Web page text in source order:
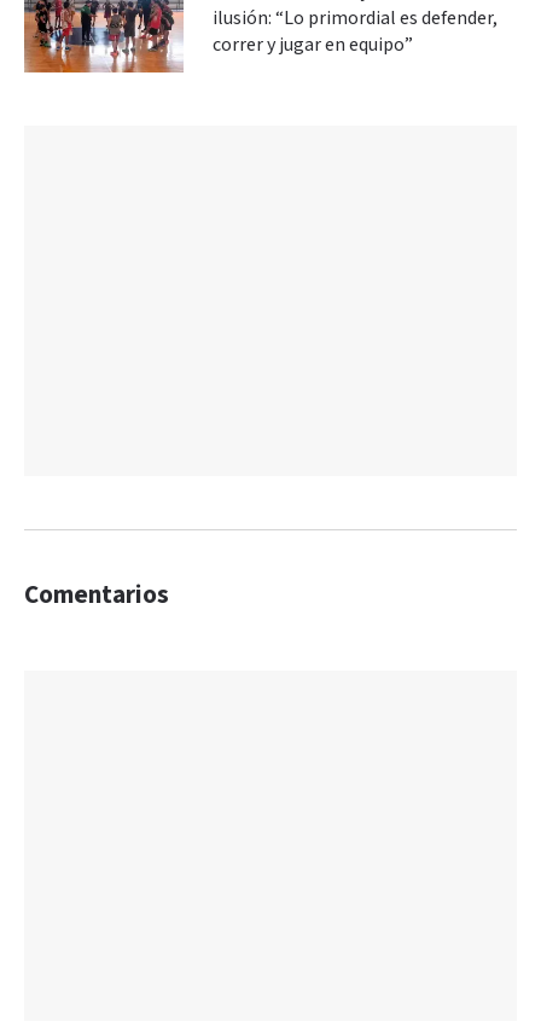
ilusión: “Lo primordial es defender,
correr y jugar en equipo”
Comentarios